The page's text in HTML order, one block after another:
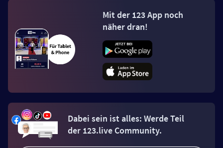
Mit der 123 App noch
näher dran!
Dabei sein ist alles: Werde Teil
der 123.live Community.